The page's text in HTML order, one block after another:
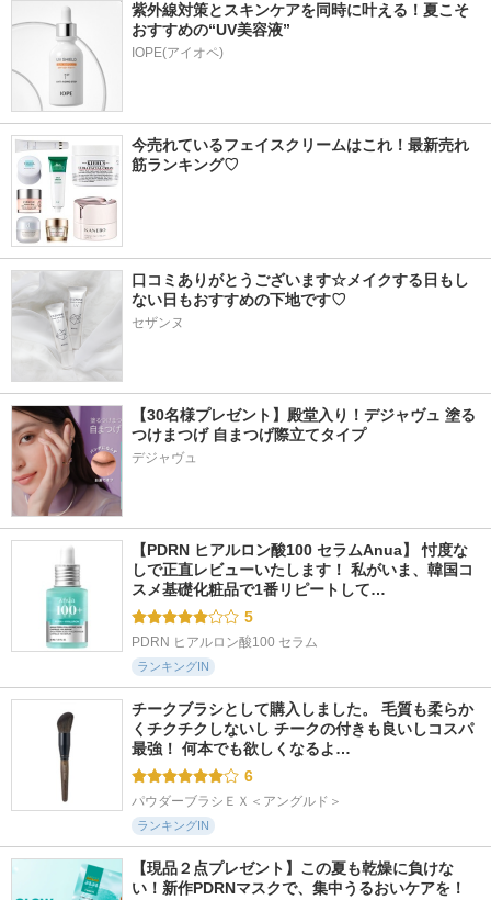
紫外線対策とスキンケアを同時に叶える！夏こそ
おすすめの“UV美容液”
IOPE(アイオペ)
今売れているフェイスクリームはこれ！最新売れ
筋ランキング♡
口コミありがとうございます☆メイクする日もし
ない日もおすすめの下地です♡
セザンヌ
【30名様プレゼント】殿堂入り！デジャヴュ 塗る
つけまつげ 自まつげ際立てタイプ
デジャヴュ
【PDRN ヒアルロン酸100 セラムAnua】 忖度な
しで正直レビューいたします！ 私がいま、韓国コ
スメ基礎化粧品で1番リピートして…
5
PDRN ヒアルロン酸100 セラム
ランキングIN
チークブラシとして購入しました。 毛質も柔らか
くチクチクしないし チークの付きも良いしコスパ
最強！ 何本でも欲しくなるよ…
6
パウダーブラシＥＸ＜アングルド＞
ランキングIN
【現品２点プレゼント】この夏も乾燥に負けな
い！新作PDRNマスクで、集中うるおいケアを！